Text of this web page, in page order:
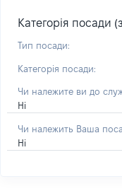
Категорія посади
Тип посади:
Категорія посади:
Чи належите ви до
Ні
Чи належить Ваша
Ні